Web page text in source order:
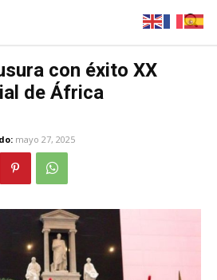
con éxito XX
de África
mayo 27, 2025